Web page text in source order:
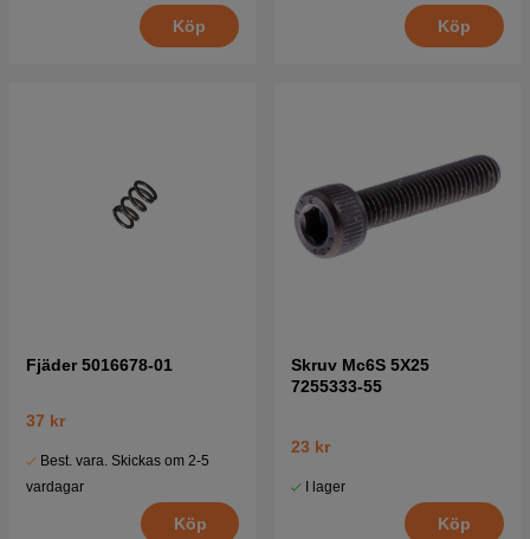
Köp Köp
Fjäder 5016678-01
37 kr
Best. vara. Skickas om 2-5
vardagar
Köp
Skruv Mc6S 5X25
7255333-55
23 kr
I lager
Köp